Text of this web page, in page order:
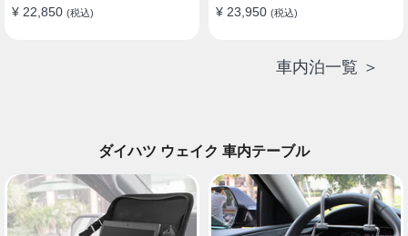
¥ 22,850 (税込)
¥ 23,950 (税込)
車内泊一覧 ＞
ダイハツ ウェイク 車内テーブル